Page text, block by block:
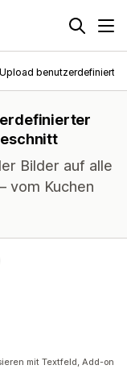
Upload benutzerdefinierter
Bilder auf alle
vom Kuchen
mit Textfeld, Add-on